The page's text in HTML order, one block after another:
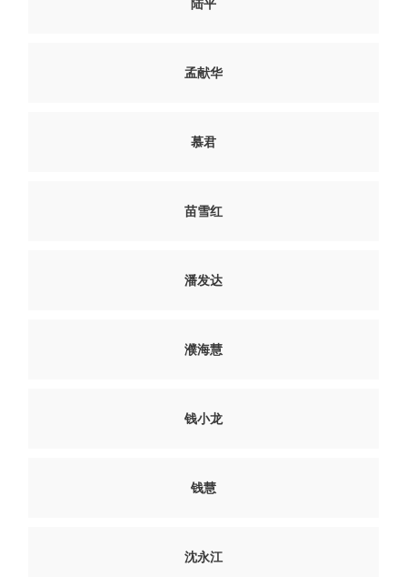
陆平
孟献华
慕君
苗雪红
潘发达
濮海慧
钱小龙
钱慧
沈永江